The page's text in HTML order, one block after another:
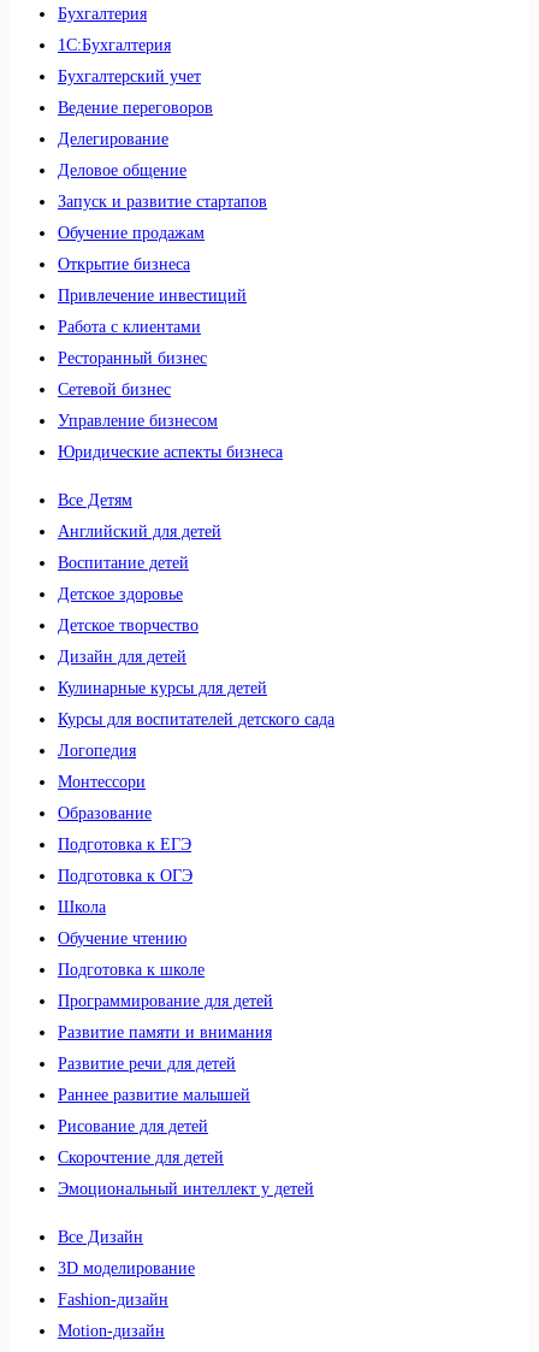
Бухгалтерия
1C:Бухгалтерия
Бухгалтерский учет
Ведение переговоров
Делегирование
Деловое общение
Запуск и развитие стартапов
Обучение продажам
Открытие бизнеса
Привлечение инвестиций
Работа с клиентами
Ресторанный бизнес
Сетевой бизнес
Управление бизнесом
Юридические аспекты бизнеса
Все Детям
Английский для детей
Воспитание детей
Детское здоровье
Детское творчество
Дизайн для детей
Кулинарные курсы для детей
Курсы для воспитателей детского сада
Логопедия
Монтессори
Образование
Подготовка к ЕГЭ
Подготовка к ОГЭ
Школа
Обучение чтению
Подготовка к школе
Программирование для детей
Развитие памяти и внимания
Развитие речи для детей
Раннее развитие малышей
Рисование для детей
Скорочтение для детей
Эмоциональный интеллект у детей
Все Дизайн
3D моделирование
Fashion-дизайн
Motion-дизайн